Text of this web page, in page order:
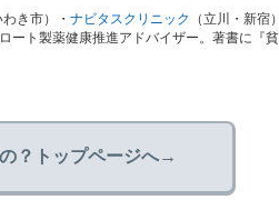
わき市）・ ナビタスクリニック （立川・新宿
ト製薬健康推進アドバイザー。著書に『
？トップページへ→